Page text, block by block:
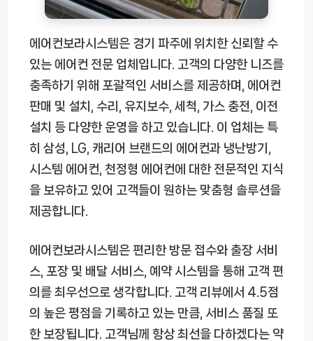
에어컨보라시스템은 경기 파주에 위치한 신뢰할 수
있는 에어컨 전문 업체입니다. 고객의 다양한 니즈를
충족하기 위해 포괄적인 서비스를 제공하며, 에어컨
판매 및 설치, 수리, 유지보수, 세척, 가스 충전, 이전
설치 등 다양한 운영을 하고 있습니다. 이 업체는 특
히 삼성, LG, 캐리어 브랜드의 에어컨과 냉난방기,
시스템 에어컨, 천정형 에어컨에 대한 전문적인 지식
을 보유하고 있어 고객들이 원하는 맞춤형 솔루션을
제공합니다.
에어컨보라시스템은 편리한 방문 접수와 출장 서비
스, 포장 및 배달 서비스, 예약 시스템을 통해 고객 편
의를 최우선으로 생각합니다. 고객 리뷰에서 4.5점
의 높은 평점을 기록하고 있는 만큼, 서비스 품질 또
한 보장됩니다. 고객님께 항상 최선을 다하겠다는 약